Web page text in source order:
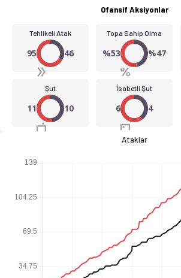
Ofansif Aksiyonlar
Tehlikeli Atak
95 46
Topa Sahip Olma
%53 %47
Şut
11 10
İsabetli Şut
6 4
Ataklar